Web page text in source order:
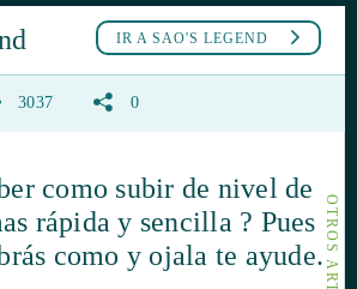
IR A SAO'S LEGEND
3037 0
como subir de nivel de
rápida y sencilla ? Pues
como y ojala te ayude.